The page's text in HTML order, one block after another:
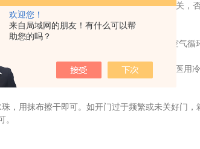
欢迎您！
来自局域网的朋友！有什么可以帮
助您的吗？
通电使用时，请先打开产品后背的电池开关，
且物品间要留有足够的间隙，以便箱内冷空气循
内温度达到设置范围后，报警自动解除。医用
用抹布擦干即可。如开门过于频繁或未关好门，